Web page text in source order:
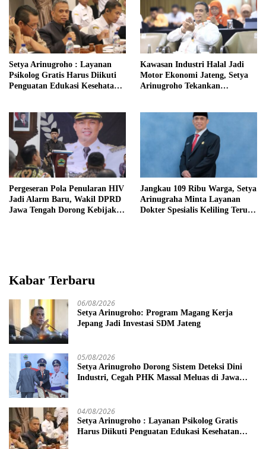
Setya Arinugroho : Layanan
Psikolog Gratis Harus Diikuti
Penguatan Edukasi Kesehatan
Kawasan Industri Halal Jadi
Motor Ekonomi Jateng, Setya
Arinugroho Tekankan
Pergeseran Pola Penularan HIV
Jadi Alarm Baru, Wakil DPRD
Jawa Tengah Dorong Kebijakan
Jangkau 109 Ribu Warga, Setya
Arinugraha Minta Layanan
Dokter Spesialis Keliling Terus
Kabar Terbaru
06/08/2026
Setya Arinugroho: Program Magang Kerja
Jepang Jadi Investasi SDM Jateng
05/08/2026
Setya Arinugroho Dorong Sistem Deteksi Dini
Industri, Cegah PHK Massal Meluas di Jawa
04/08/2026
Setya Arinugroho : Layanan Psikolog Gratis
Harus Diikuti Penguatan Edukasi Kesehatan